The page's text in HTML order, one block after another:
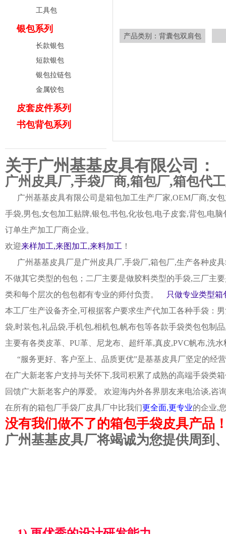
工具包
银包系列
长款银包
短款银包
银包拉链包
金属铰包
皮套皮件系列
书包背包系列
产品类别：背囊包双肩包
关于广州基基皮具有限公司：
广州皮具厂,手袋厂商,箱包厂,箱包代
广州基基皮具有限公司是箱包加工生产厂家,OEM厂商,女
手袋,男包,女包加工贴牌,银包,书包,化妆包,电子皮套,背包,电
订单生产加工厂商企业。
欢迎来样加工,来图加工,来料加工 ！
广州基基皮具厂是广州皮具厂,手袋厂,箱包厂,生产各种皮
不做其它类型的包包；二厂主要是做胶料类型的手袋,三厂主
类和每个层次的包包都有专业的师付负责。
只做专业类型箱
本工厂生产设备齐全,可根据客户要求生产代加工各种手袋：
袋,时装包,礼品袋,手机包,相机包,帆布包等各款手袋类包包制
主要有各类皮革、PU革、尼龙布、超纤革,真皮,PVC帆布,洗
“服务更好、客户至上、品质更优”是基基皮具厂坚定的经
在广大新老客户支持与关怀下,我司积累了成熟的高端手袋类
回馈广大新老客户的厚爱。 欢迎海内外各界朋友来电洽谈,咨
在所有的箱包厂手袋厂皮具厂中比我们更全面,更专业的企业,
没有我们做不了的箱包手袋皮具产品
广州基基皮具厂将竭诚为您提供周到